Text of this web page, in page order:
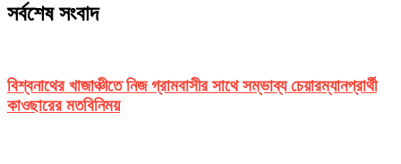
সর্বশেষ সংবাদ
বিশ্বনাথের খাজাঞ্চীতে নিজ গ্রামবাসীর সাথে সম্ভাব্য চেয়ারম্যানপ্রার্থী
কাওছারের মতবিনিময়